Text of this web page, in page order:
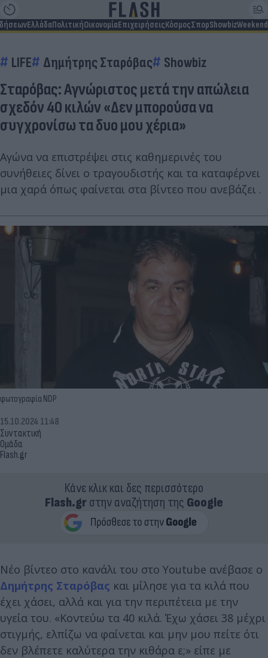
ΕλλάδαΠολιτικήΟικονομίαΕπιχειρήσειςΚόσμοςΣπορShowbizWeekend
LIFE Δημήτρης Σταρόβας Showbiz
Σταρόβας: Αγνώριστος μετά την απώλεια
σχεδόν 40 κιλών «Δεν μπορούσα να
συγχρονίσω τα δυο μου χέρια»
Αγώνα να επιστρέψει στις καθημερινές του
συνήθειες δίνει ο τραγουδιστής και τα καταφέρνει
μια χαρά όπως φαίνεται στα βίντεο που ανεβάζει .
φωτογραφία NDP
Συντακτική
Ομάδα
Flash.gr
15.10.2024 11:48
Κάνε κλικ και δες περισσότερο
Flash.grστην αναζήτηση της Google
Νέο βίντεο στο κανάλι του στο Youtube ανέβασε ο
Δημήτρης Σταρόβας και μίλησε για τα κιλά που
έχει χάσει, αλλά και για την περιπέτεια με την
υγεία του. «Κοντεύω τα 40 κιλά. Έχω χάσει 38 μέχρι
στιγμής, ελπίζω να φαίνεται και μην μου πείτε ότι
δεν βλέπετε καλύτερα την κιθάρα ε;» είπε με